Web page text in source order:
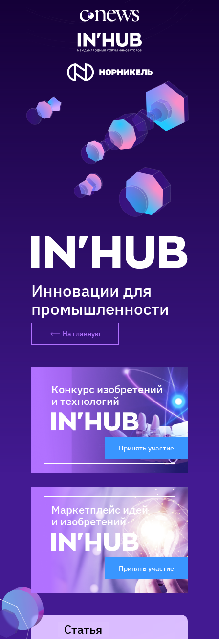
Инновации для
промышленности
На главную
Конкурс изобретений
и технологий
Принять участие
Маркетплейс идей
и изобретений
Принять участие
Статья